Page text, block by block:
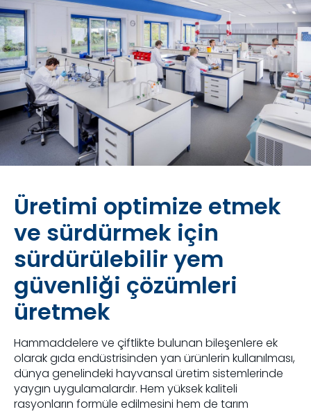
Üretimi optimize etmek
ve sürdürmek için
sürdürülebilir yem
güvenliği çözümleri
üretmek
Hammaddelere ve çiftlikte bulunan bileşenlere ek
olarak gıda endüstrisinden yan ürünlerin kullanılması,
dünya genelindeki hayvansal üretim sistemlerinde
yaygın uygulamalardır. Hem yüksek kaliteli
rasyonların formüle edilmesini hem de tarım